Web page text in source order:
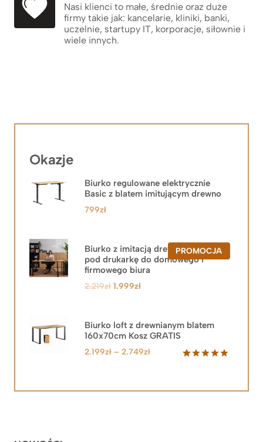
Nasi klienci to małe, średnie oraz duże
firmy takie jak: kancelarie, kliniki, banki,
uczelnie, startupy IT, korporacje, siłownie i
wiele innych.
Okazje
Biurko regulowane elektrycznie
Basic z blatem imitującym drewno
799zł
PROMOCJAPRODUKT
W
Biurko z imitacją drewna z szafką
pod drukarkę do domowego i
firmowego biura
2.219zł Pierwotna
2.219zł.
1.999złAktualna
1.999zł.
Biurko loft z drewnianym blatem
160x70cm Kosz GRATIS
podstawie
2.199zł – 2.749złZakres
2.199zł